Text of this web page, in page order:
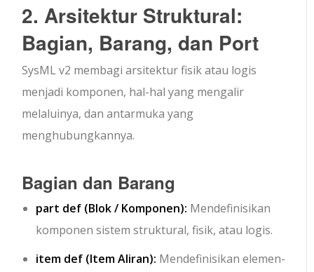
2. Arsitektur Struktural:
Bagian, Barang, dan Port
SysML v2 membagi arsitektur fisik atau logis
menjadi komponen, hal-hal yang mengalir
melaluinya, dan antarmuka yang
menghubungkannya.
Bagian dan Barang
part def (Blok / Komponen): Mendefinisikan
komponen sistem struktural, fisik, atau logis.
item def (Item Aliran): Mendefinisikan elemen-